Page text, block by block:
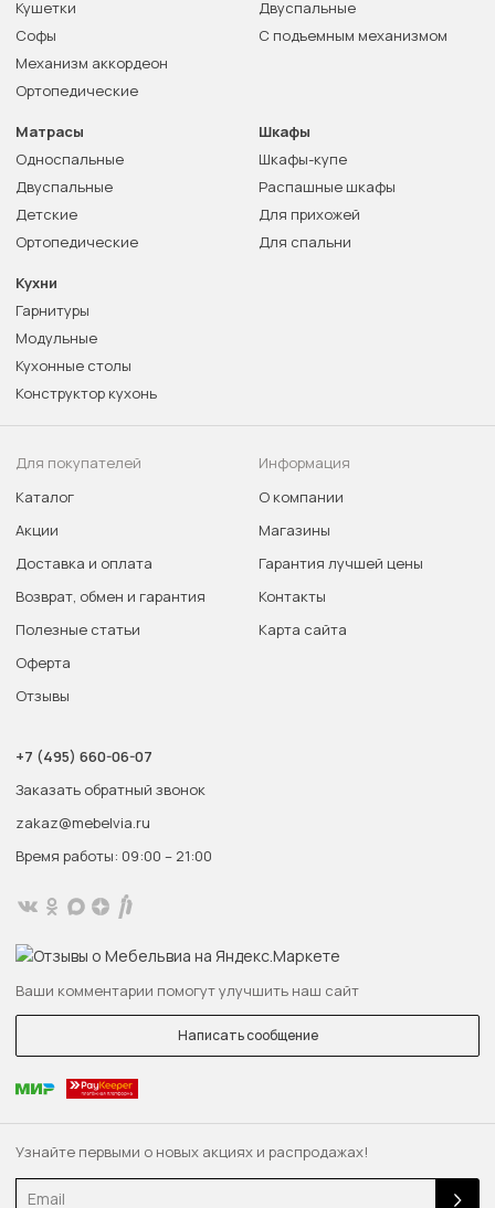
Узнайте первыми о новых акциях и распродажах!
Email
Кушетки
Софы
Механизм аккордеон
Ортопедические
Двуспальные
С подъемным механизмом
Матрасы
Односпальные
Двуспальные
Детские
Ортопедические
Шкафы
Шкафы-купе
Распашные шкафы
Для прихожей
Для спальни
Кухни
Гарнитуры
Модульные
Кухонные столы
Конструктор кухонь
Для покупателей
Каталог
Акции
Доставка и оплата
Возврат, обмен и гарантия
Полезные статьи
Оферта
Отзывы
Информация
О компании
Магазины
Гарантия лучшей цены
Контакты
Карта сайта
+7 (495) 660-06-07
Заказать обратный звонок
zakaz@mebelvia.ru
Время работы: 09:00 – 21:00
Ваши комментарии помогут улучшить наш сайт
Написать сообщение